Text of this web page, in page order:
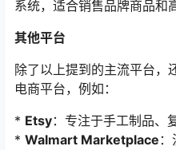
系统，适合销售品牌商品和
其他平台
除了以上提到的主流平台，
电商平台，例如：
* Etsy：专注于手工制品、
* Walmart Marketplace